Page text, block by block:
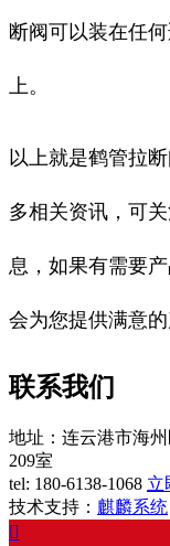
断阀可以装在任
上。
以上就是鹤管拉
多相关资讯，可
息，如果有需要
会为您提供满意
联系我们
地址：连云港市海
209室
tel: 180-6138-1068 立
技术支持： 麒麟系统
